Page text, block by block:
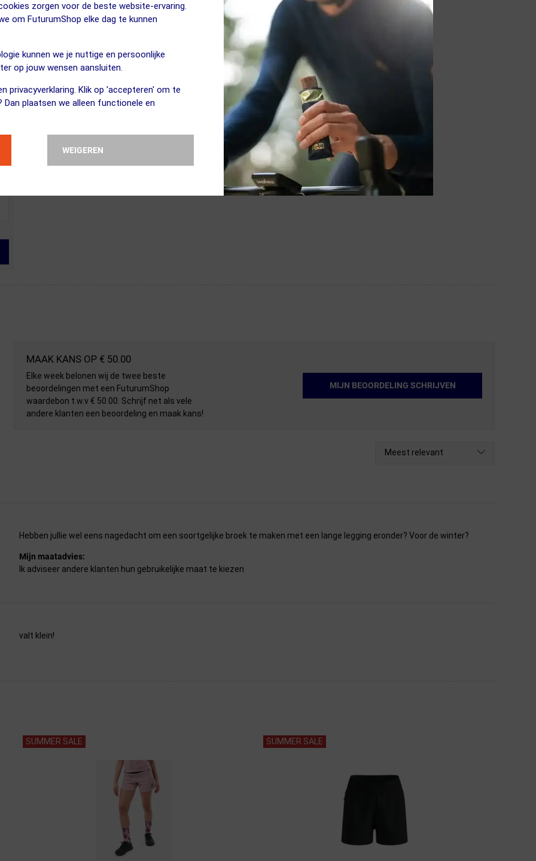
zorgen voor de beste website-ervaring.
om FuturumShop elke dag te kunnen
kunnen we je nuttige en persoonlijke
op jouw wensen aansluiten.
privacyverklaring. Klik op 'accepteren' om te
Dan plaatsen we alleen functionele en
WEIGEREN
MAAK KANS OP € 50.00
Elke week belonen wij de twee beste
beoordelingen met een FuturumShop
waardebon t.w.v € 50.00. Schrijf net als vele
andere klanten een beoordeling en maak kans!
MIJN BEOORDELING SCHRIJVEN
Meest relevant
Hebben jullie wel eens nagedacht om een soortgelijke broek te maken met een lange legging eronder? Voor de winter?
Mijn maatadvies:
Ik adviseer andere klanten hun gebruikelijke maat te kiezen
valt klein!
SUMMER SALE SUMMER SALE